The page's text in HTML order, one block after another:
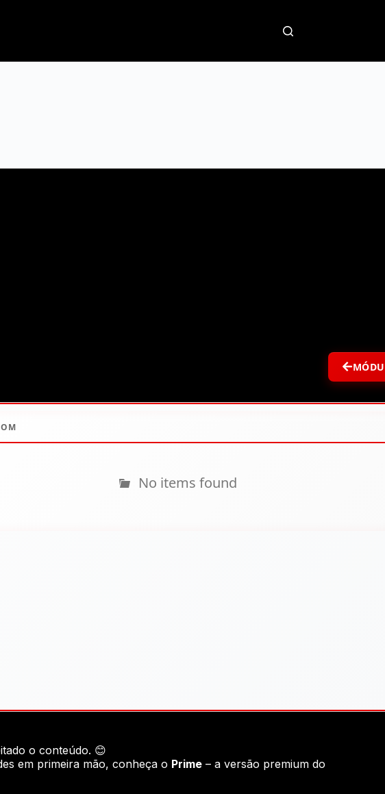
No items found
o conteúdo. 😊
em primeira mão, conheça o Prime– a versão premium do